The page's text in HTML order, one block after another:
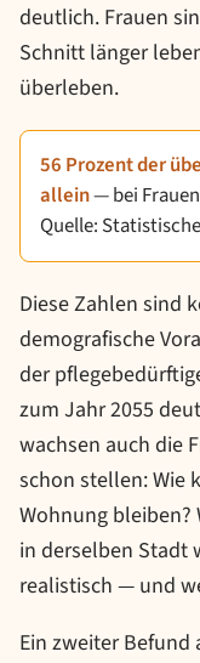
deutlich. Frauen
Schnitt länger
überleben.
56 Prozent der
allein— bei
Quelle:
Diese Zahlen sind
demografische
der
zum Jahr 2055
wachsen auch die
schon stellen: Wie
Wohnung
in derselben Stadt
realistisch — und
Ein zweiter